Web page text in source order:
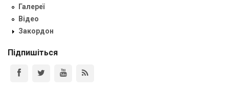
Галереї
Відео
Закордон
Підпишіться